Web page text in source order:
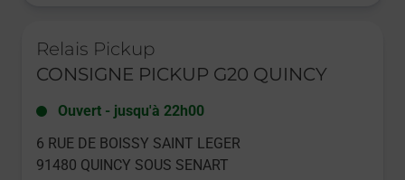
Relais Pickup
CONSIGNE PICKUP G20 QUINCY
Ouvert - jusqu'à 22h00
6 RUE DE BOISSY SAINT LEGER
91480 QUINCY SOUS SENART